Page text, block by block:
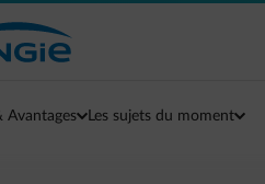
Avantages Les sujets du moment